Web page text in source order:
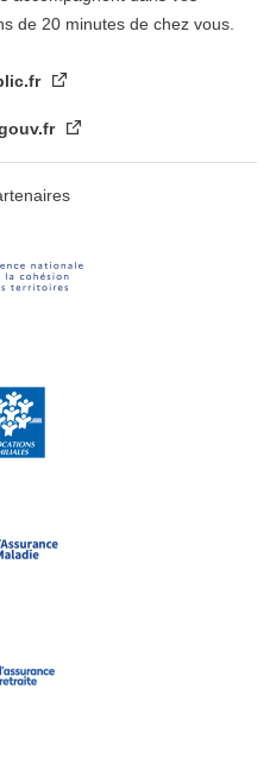
de 20 minutes de chez vous.